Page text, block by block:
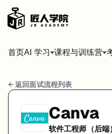
首页AI 学习 课程与训练营
Canva 软件工程师（后
岗位方向: backend
Canva 公开说明了四段式招聘流程
← 返回面试流程列表
Canva
软件工程师（后端）